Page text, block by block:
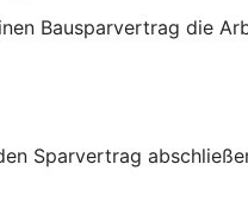
Bausparvertrag die
Sparvertrag